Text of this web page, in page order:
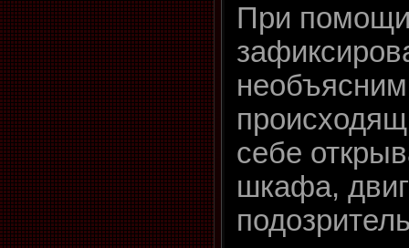
При
себе
шкафа,